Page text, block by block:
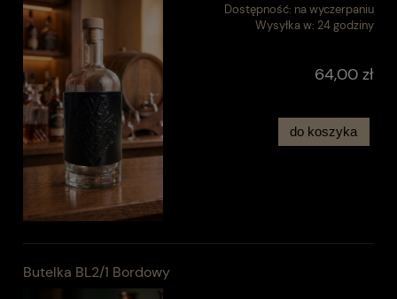
Dostępność: na wyczerpaniu
Wysyłka w: 24 godziny
64,00 zł
do koszyka
Butelka BL2/1 Bordowy